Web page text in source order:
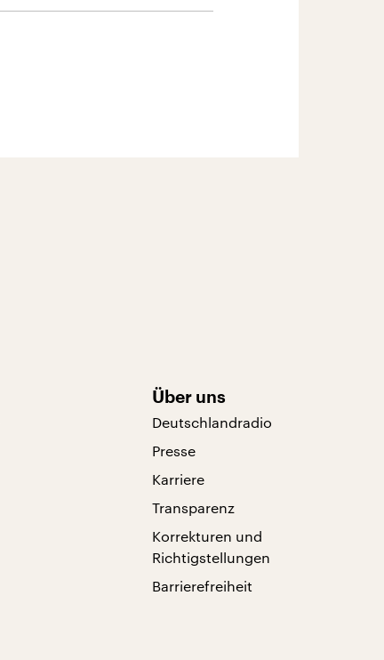
Über uns
Deutschlandradio
Presse
Karriere
Transparenz
Korrekturen und
Richtigstellungen
Barrierefreiheit